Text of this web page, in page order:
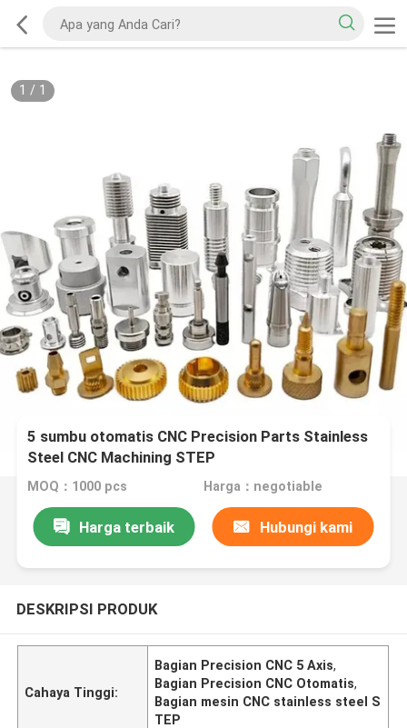
1 / 1
5 sumbu otomatis CNC Precision Parts Stainless
Steel CNC Machining STEP
MOQ：1000 pcs Harga：negotiable
Harga terbaik Hubungi kami
DESKRIPSI PRODUK
Cahaya Tinggi:
Bagian Precision CNC 5 Axis,
Bagian Precision CNC Otomatis,
Bagian mesin CNC stainless steel S
TEP